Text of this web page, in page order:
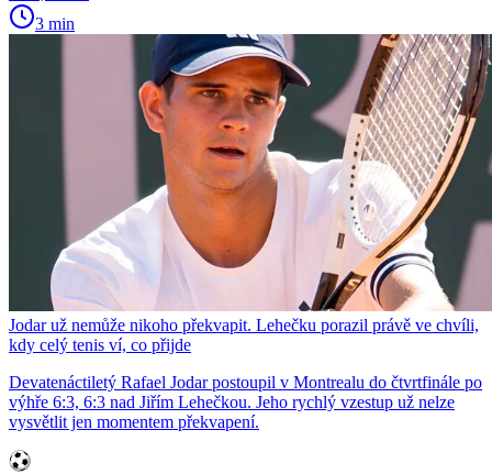
3 min
Jodar už nemůže nikoho překvapit. Lehečku porazil právě ve chvíli,
kdy celý tenis ví, co přijde
Devatenáctiletý Rafael Jodar postoupil v Montrealu do čtvrtfinále po
výhře 6:3, 6:3 nad Jiřím Lehečkou. Jeho rychlý vzestup už nelze
vysvětlit jen momentem překvapení.